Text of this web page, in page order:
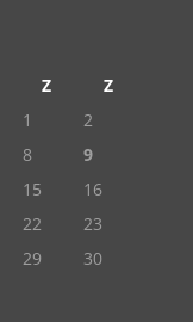
Z
Z
1
2
8
9
15
16
22
23
29
30